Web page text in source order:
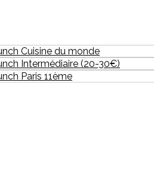
Cuisine du monde
Intermédiaire (20-30€)
Paris 11ème